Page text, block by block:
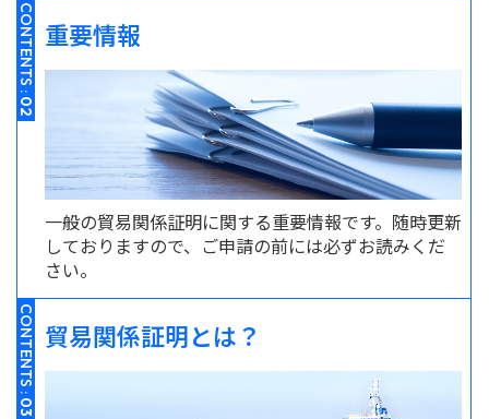
CONTENTS :
02
重要情報
一般の貿易関係証明に関する重要情報です。随時更新
しておりますので、ご申請の前には必ずお読みくだ
さい。
CONTENTS :
03
貿易関係証明とは？